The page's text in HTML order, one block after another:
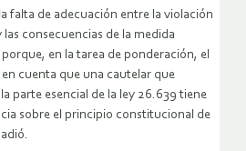
falta de adecuación entre la violación
consecuencias de la medida
en la tarea de ponderación, el
cuenta que una cautelar que
parte esencial de la ley 26.639 tiene
sobre el principio constitucional de